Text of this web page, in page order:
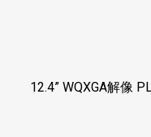
12.4” WQXGA解像